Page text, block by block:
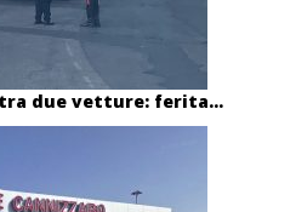
due vetture: ferita...